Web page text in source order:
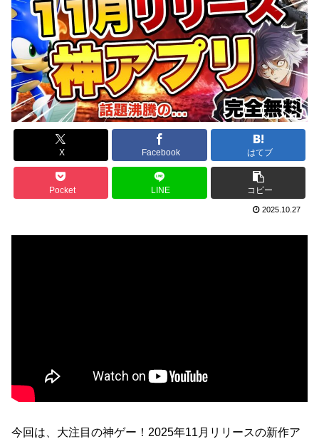
X Facebook はてブ
Pocket LINE コピー
2025.10.27
今回は、大注目の神ゲー！2025年11月リリースの新作ア